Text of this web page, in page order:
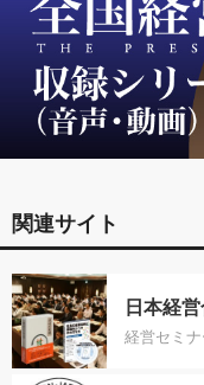
関連サイト
日本経
経営セミ